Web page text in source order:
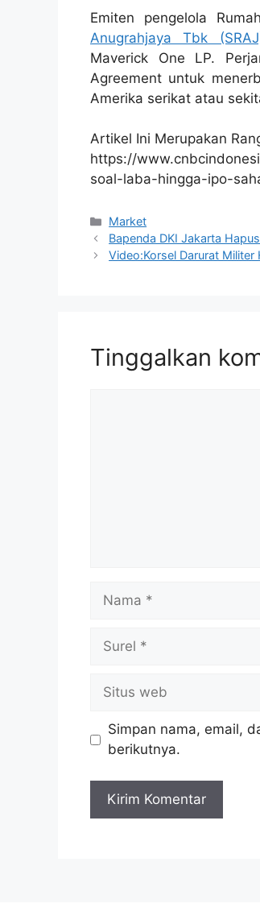
Emiten pengelola
Anugrahjaya Tbk
Maverick One LP.
Agreement untuk
Amerika serikat atau
Artikel Ini Merupakan
https://
soal-laba-hingga-ipo-
Kategori
Market
Bapenda DKI Jakarta
Video:Korsel Darurat Militer
Tinggalkan
Nama
Surel
Situs
web
Simpan nama, email,
berikutnya.